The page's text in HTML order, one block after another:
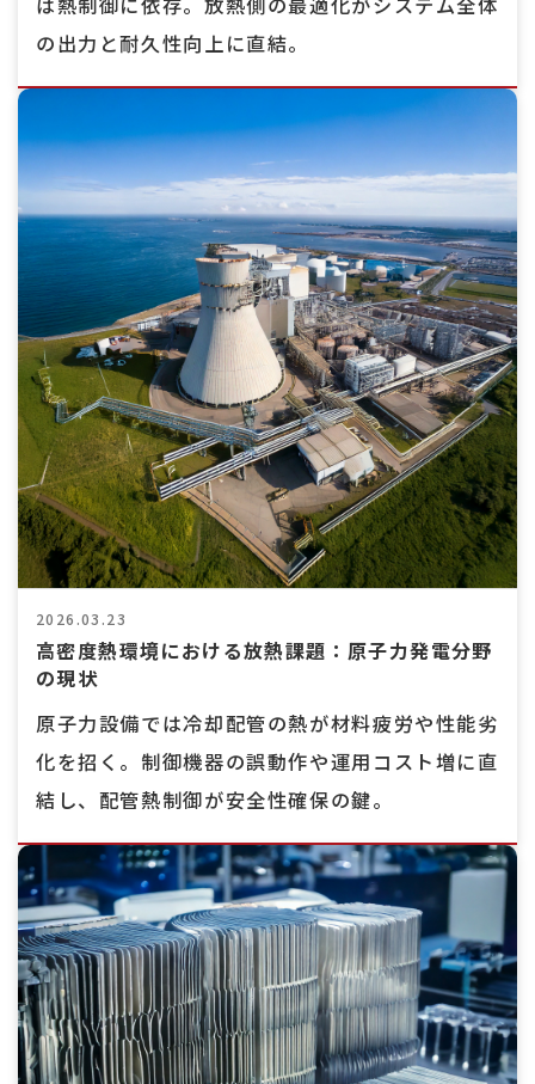
の出力と耐久性向上に直結。
2026.03.23
高密度熱環境における放熱課題：原子力発電分野
の現状
原子力設備では冷却配管の熱が材料疲労や性能劣
化を招く。制御機器の誤動作や運用コスト増に直
結し、配管熱制御が安全性確保の鍵。